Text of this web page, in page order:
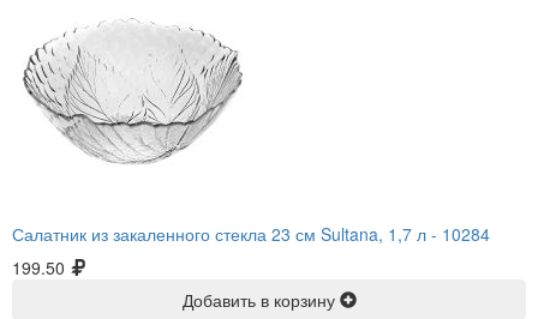
Салатник из закаленного стекла 23 см Sultana, 1,7 л - 10284
199.50
Добавить в корзину